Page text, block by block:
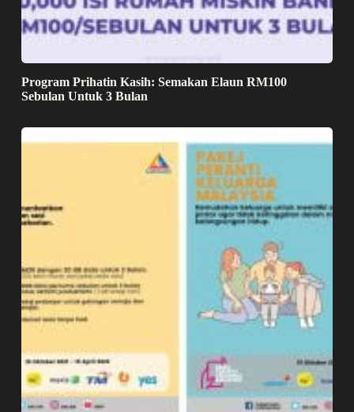
Program Prihatin Kasih: Semakan Elaun RM100
Sebulan Untuk 3 Bulan